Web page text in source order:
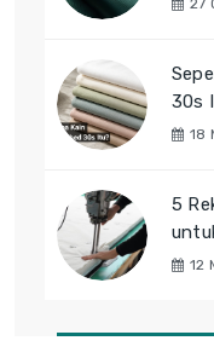
30s
18
5
12